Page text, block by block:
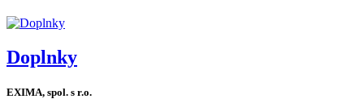
Doplnky
EXIMA, spol. s r.o.